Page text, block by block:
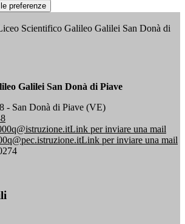
preferenze
Scientifico Galileo Galilei San Donà di
Galilei San Donà di Piave
- San Donà di Piave (VE)
Link per inviare una mail
Link per inviare una mail